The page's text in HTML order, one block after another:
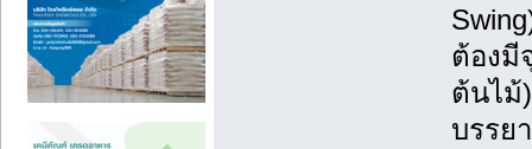
ต้องมี
ต้นไม้
บรรย